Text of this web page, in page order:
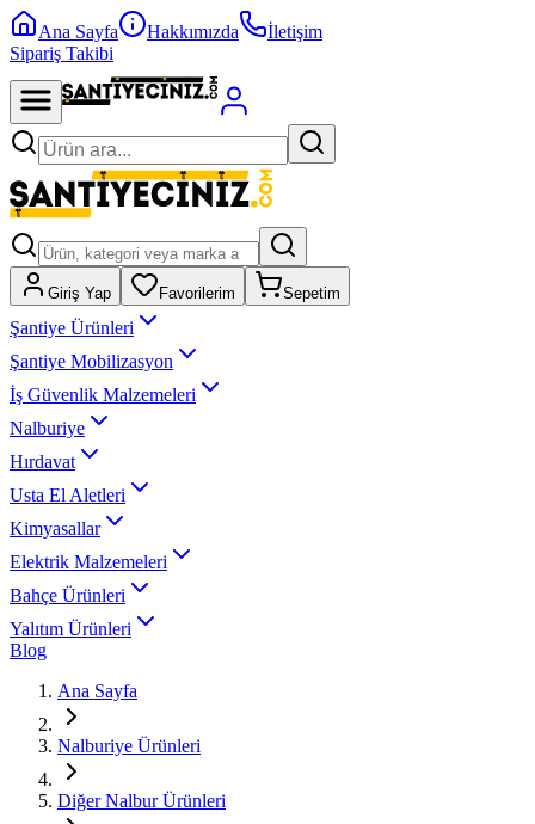
Ana Sayfa Hakkımızda
İletişim
Sipariş Takibi
Giriş Yap Favorilerim Sepetim
Şantiye Ürünleri
Şantiye Mobilizasyon
İş Güvenlik Malzemeleri
Nalburiye
Hırdavat
Usta El Aletleri
Kimyasallar
Elektrik Malzemeleri
Bahçe Ürünleri
Yalıtım Ürünleri
Blog
Ana Sayfa
Nalburiye Ürünleri
Diğer Nalbur Ürünleri